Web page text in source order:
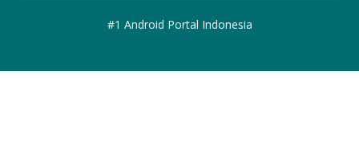
#1 Android Portal Indonesia